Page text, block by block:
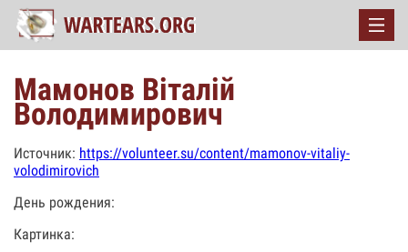
Мамонов Віталій
Володимирович
Источник: https://volunteer.su/content/mamonov-vitaliy-
volodimirovich
День рождения:
Картинка: